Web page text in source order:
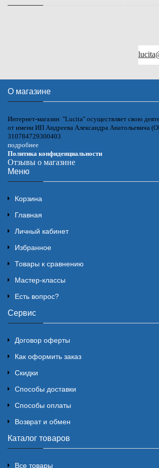
О магазине
Интернет-магазин "Lucita" осуществляет свою
от имени ИП Андреева Александра Анатольевича
310784729300403
подробнее
Политика конфиденциальности
Отзывы о магазине
Меню
Корзина
Главная
Личный кабинет
Избранное
Товары к сравнению
Мастер-классы
Есть вопрос?
Сервис
Договор оферты
Как оформить заказ
Скидки
Способы доставки
Способы оплаты
Возврат и обмен
Каталог товаров
Все товары